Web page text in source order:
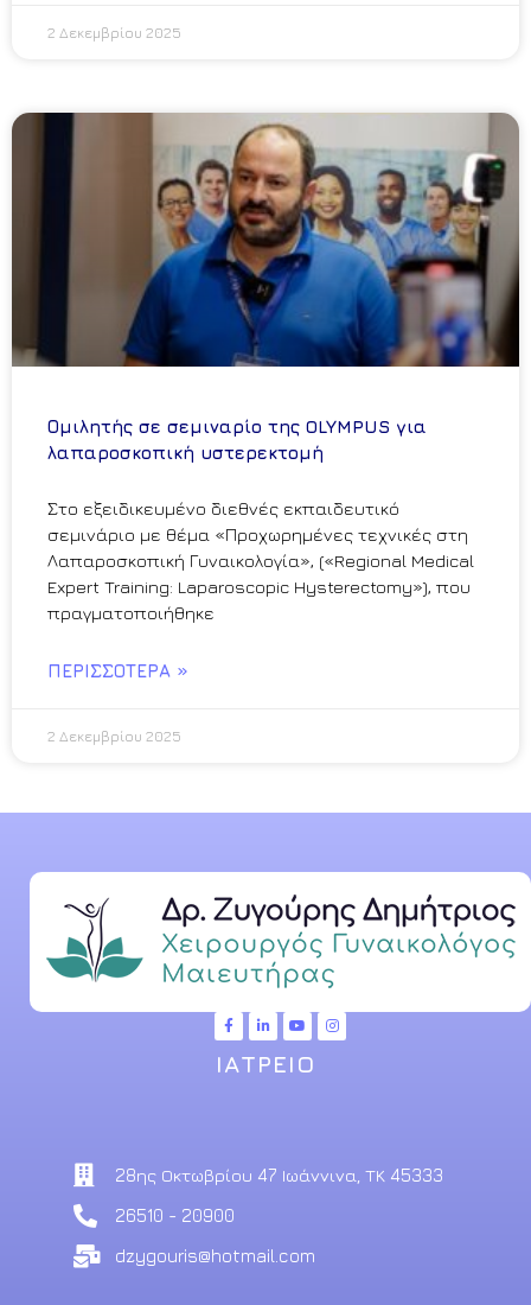
2 Δεκεμβρίου 2025
Ομιλητής σε σεμιναρίο της OLYMPUS για
λαπαροσκοπική υστερεκτομή
Στο εξειδικευμένο διεθνές εκπαιδευτικό
σεμινάριο με θέμα «Προχωρημένες τεχνικές στη
Λαπαροσκοπική Γυναικολογία», («Regional Medical
Expert Training: Laparoscopic Hysterectomy»), που
πραγματοποιήθηκε
ΠΕΡΙΣΣΌΤΕΡΑ »
2 Δεκεμβρίου 2025
ΙΑΤΡΕΙΟ
28ης Οκτωβρίου 47 Ιωάννινα, ΤΚ 45333
26510 - 20900
dzygouris@hotmail.com